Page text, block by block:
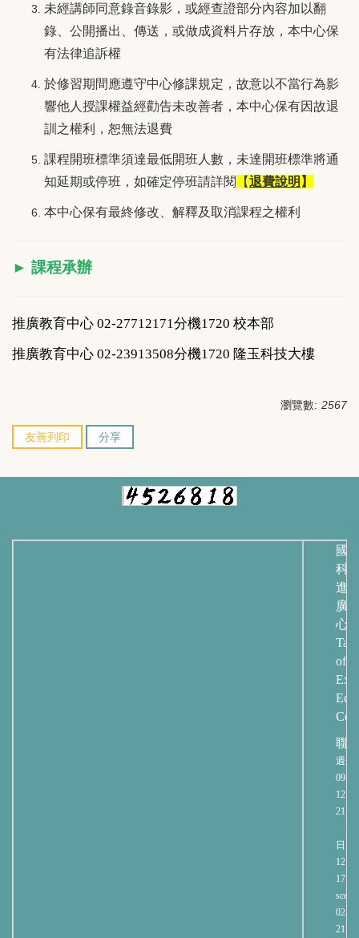
未經講師同意錄音錄影，或經查證部分內容加以翻
錄、公開播出、傳送，或做成資料片存放，本中心保
有法律追訴權
於修習期間應遵守中心修課規定，故意以不當行為影
響他人授課權益經勸告未改善者，本中心保有因故退
訓之權利，恕無法退費
課程開班標準須達最低開班人數，未達開班標準將通
知延期或停班，如確定停班請詳閱
【退費說明 】
本中心保有最終修改、解釋及取消課程之權利
► 課程承辦
推廣教育中心 02-27712171分機1720 校本部
推廣教育中心 02-23913508分機1720 隆玉科技大樓
瀏覽數: 2567
友善列印 分享
國
科
進
廣
心
of
聯
週一
21:00
日
17:00
02-
2171